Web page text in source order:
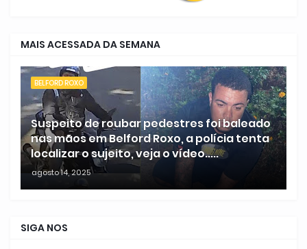
MAIS ACESSADA DA SEMANA
BELFORD ROXO
Suspeito de roubar pedestres foi baleado
nas mãos em Belford Roxo, a polícia tenta
localizar o sujeito, veja o vídeo.....
agosto 14, 2025
SIGA NOS